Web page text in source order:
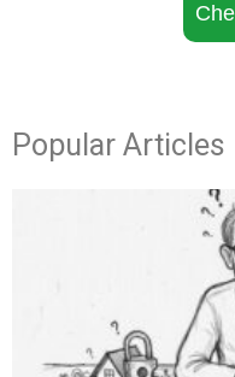
Popular Articles